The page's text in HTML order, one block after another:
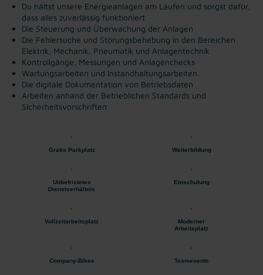
Du hältst unsere Energieanlagen am Laufen und sorgst dafür,
dass alles zuverlässig funktioniert
Die Steuerung und Überwachung der Anlagen
Die Fehlersuche und Störungsbehebung in den Bereichen
Elektrik, Mechanik, Pneumatik und Anlagentechnik
Kontrollgänge, Messungen und Anlagenchecks
Wartungsarbeiten und Instandhaltungsarbeiten
Die digitale Dokumentation von Betriebsdaten
Arbeiten anhand der Betrieblichen Standards und
Sicherheitsvorschriften
Gratis Parkplatz Weiterbildung
Unbefristetes
Dienstverhältnis
Einschulung
Vollzeitarbeitsplatz
Moderner
Arbeitsplatz
Company-Bikes Teamevents